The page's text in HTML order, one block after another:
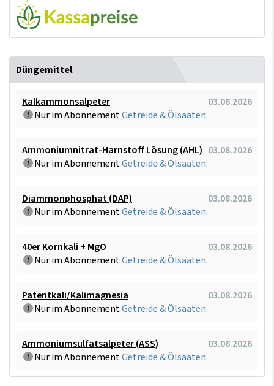
Düngemittel
Kalkammonsalpeter
03.08.2026
Nur im AbonnementGetreide & Ölsaaten.
Ammoniumnitrat-Harnstoff Lösung (AHL) 03.08.2026
Nur im AbonnementGetreide & Ölsaaten.
Diammonphosphat (DAP)
03.08.2026
Nur im AbonnementGetreide & Ölsaaten.
40er Kornkali + MgO
03.08.2026
Nur im AbonnementGetreide & Ölsaaten.
Patentkali/Kalimagnesia
03.08.2026
Nur im AbonnementGetreide & Ölsaaten.
Ammoniumsulfatsalpeter (ASS)
03.08.2026
Nur im AbonnementGetreide & Ölsaaten.